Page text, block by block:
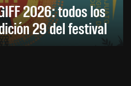
2026: todos los
29 del festival